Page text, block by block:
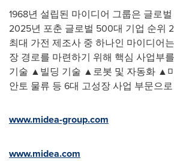
1968년 설립된 마이디어 그룹은 글로
2025년 포춘 글로벌 500대 기업 순위
최대 가전 제조사 중 하나인 마이디어
장 경로를 마련하기 위해 핵심 사업
기술 ▲빌딩 기술 ▲로봇 및 자동화 ▲
안토 물류 등 6대 고성장 사업 부문으
www.midea-group.com
www.midea.com